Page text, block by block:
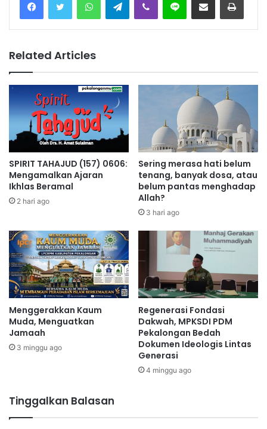
Related Articles
SPIRIT TAHAJUD (157) 0606:
Mengamalkan Ajaran
Ikhlas Beramal
2 hari ago
Sering merasa hati belum
tenang, banyak dosa, atau
belum pantas menghadap
Allah?
3 hari ago
Menggerakkan Kaum
Muda, Menguatkan
Jamaah
3 minggu ago
Regenerasi Fondasi
Dakwah, MPKSDI PDM
Pekalongan Bedah
Dokumen Ideologis Lintas
Generasi
4 minggu ago
Tinggalkan Balasan